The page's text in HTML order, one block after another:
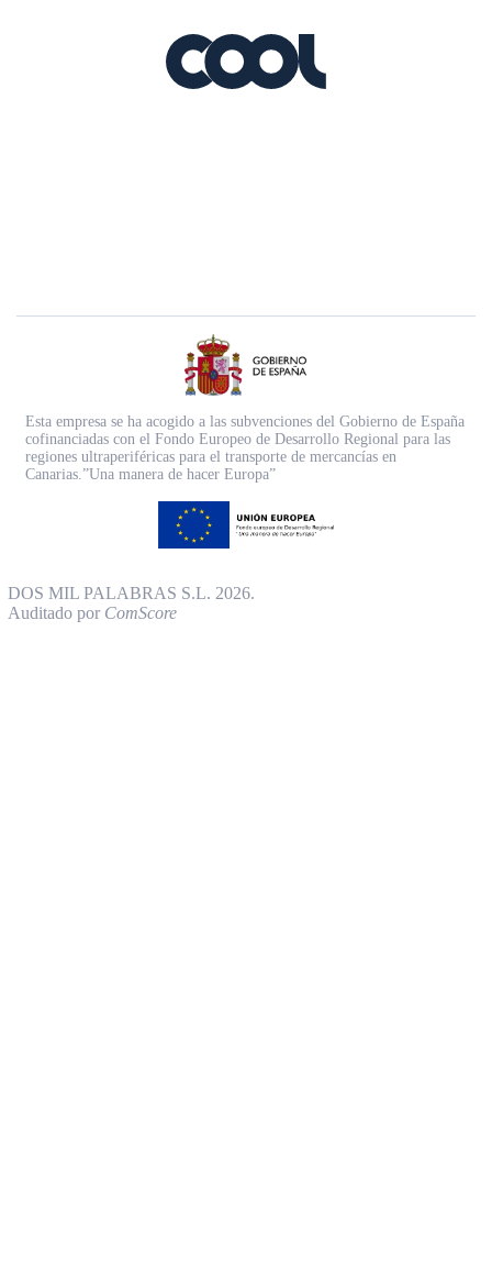
Esta empresa se ha acogido a las subvenciones del Gobierno de España
cofinanciadas con el Fondo Europeo de Desarrollo Regional para las
regiones ultraperiféricas para el transporte de mercancías en
Canarias.”Una manera de hacer Europa”
DOS MIL PALABRAS S.L. 2026.
Auditado por ComScore